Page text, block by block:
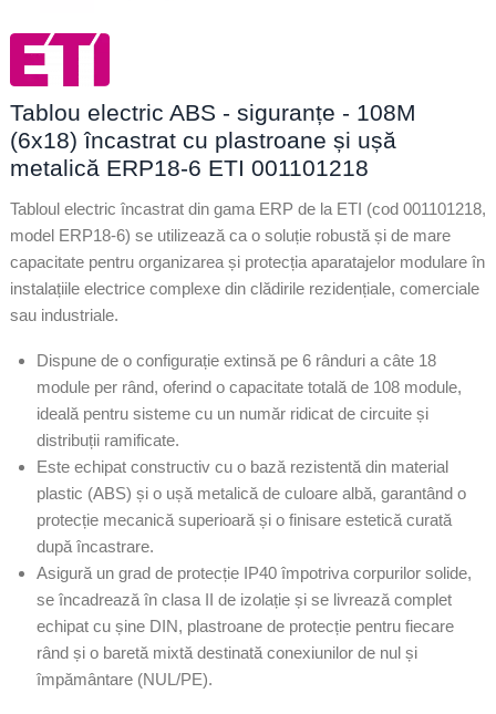
Tablou electric ABS - siguranțe - 108M
(6x18) încastrat cu plastroane și ușă
metalică ERP18-6 ETI 001101218
Tabloul electric încastrat din gama ERP de la ETI (cod 001101218,
model ERP18-6) se utilizează ca o soluție robustă și de mare
capacitate pentru organizarea și protecția aparatajelor modulare în
instalațiile electrice complexe din clădirile rezidențiale, comerciale
sau industriale.
Dispune de o configurație extinsă pe 6 rânduri a câte 18
module per rând, oferind o capacitate totală de 108 module,
ideală pentru sisteme cu un număr ridicat de circuite și
distribuții ramificate.
Este echipat constructiv cu o bază rezistentă din material
plastic (ABS) și o ușă metalică de culoare albă, garantând o
protecție mecanică superioară și o finisare estetică curată
după încastrare.
Asigură un grad de protecție IP40 împotriva corpurilor solide,
se încadrează în clasa II de izolație și se livrează complet
echipat cu șine DIN, plastroane de protecție pentru fiecare
rând și o baretă mixtă destinată conexiunilor de nul și
împământare (NUL/PE).